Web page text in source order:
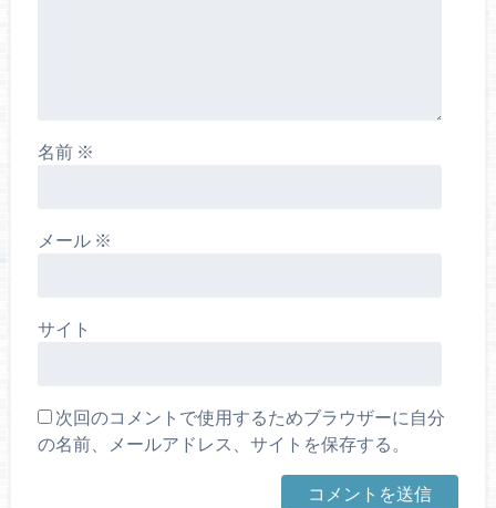
名前 ※
メール ※
サイト
次回のコメントで使用するためブラウザーに自分
の名前、メールアドレス、サイトを保存する。